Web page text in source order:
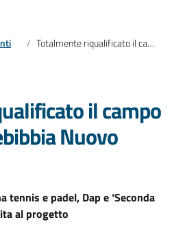
Totalmente riqualificato il campo da tennis di Rebibbia Nuovo complesso
il campo
Nuovo
tennis e padel, Dap e ‘Seconda
al progetto